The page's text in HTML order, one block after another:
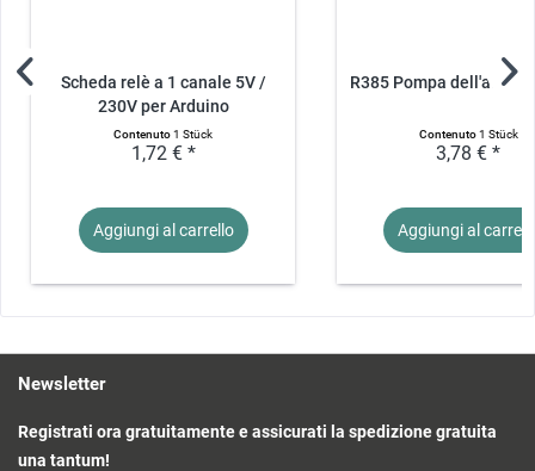
Scheda relè a 1 canale 5V /
230V per Arduino
Contenuto1 Stück
1,72 € *
Aggiungi al carrello
R385 Pompa dell'acqua
Contenuto1 Stück
3,78 € *
Aggiungi al
Newsletter
Registrati ora gratuitamente e assicurati la spedizione gratuita
una tantum!